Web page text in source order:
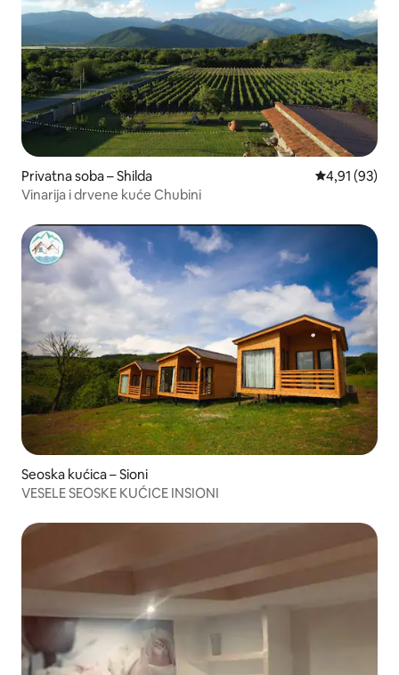
Privatna soba – Shilda Prosječna
4,91 (93)
Vinarija i drvene kuće Chubini
Seoska kućica – Sioni
VESELE SEOSKE KUĆICE INSIONI